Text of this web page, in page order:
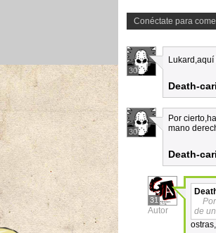
Conéctate para
30
Death-
30
Por
mano
Death-
31
Autor
de